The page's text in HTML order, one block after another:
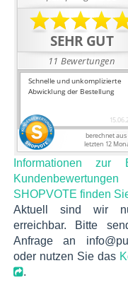
Informationen zur
SHOPVOTE finden
Aktuell sind wir
erreichbar. Bitte
Anfrage an
oder nutzen Sie das
.